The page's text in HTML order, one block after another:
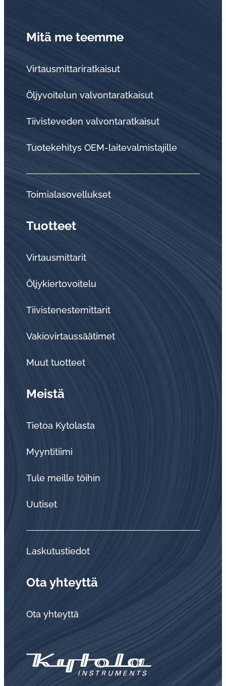
Mitä me teemme
Virtausmittariratkaisut
Öljyvoitelun valvontaratkaisut
Tii­vis­te­ve­den val­von­ta­rat­kai­sut
Tuo­te­ke­hi­tys OEM-lai­te­val­mis­ta­jil­le
Toi­mia­la­so­vel­luk­set
Tuotteet
Virtausmittarit
Öljykiertovoitelu
Tiivistenestemittarit
Vakiovirtaussäätimet
Muut tuotteet
Meistä
Tietoa Kytolasta
Myyntitiimi
Tule meille töihin
Uutiset
Laskutustiedot
Ota yhteyttä
Ota yhteyttä